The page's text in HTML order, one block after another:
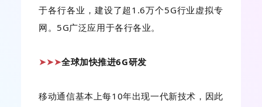
于各行各业，建设了超1.6万个5G行业虚拟专
网。5G广泛应用于各行各业。
➤➤➤全球加快推进6G研发
移动通信基本上每10年出现一代新技术，因此